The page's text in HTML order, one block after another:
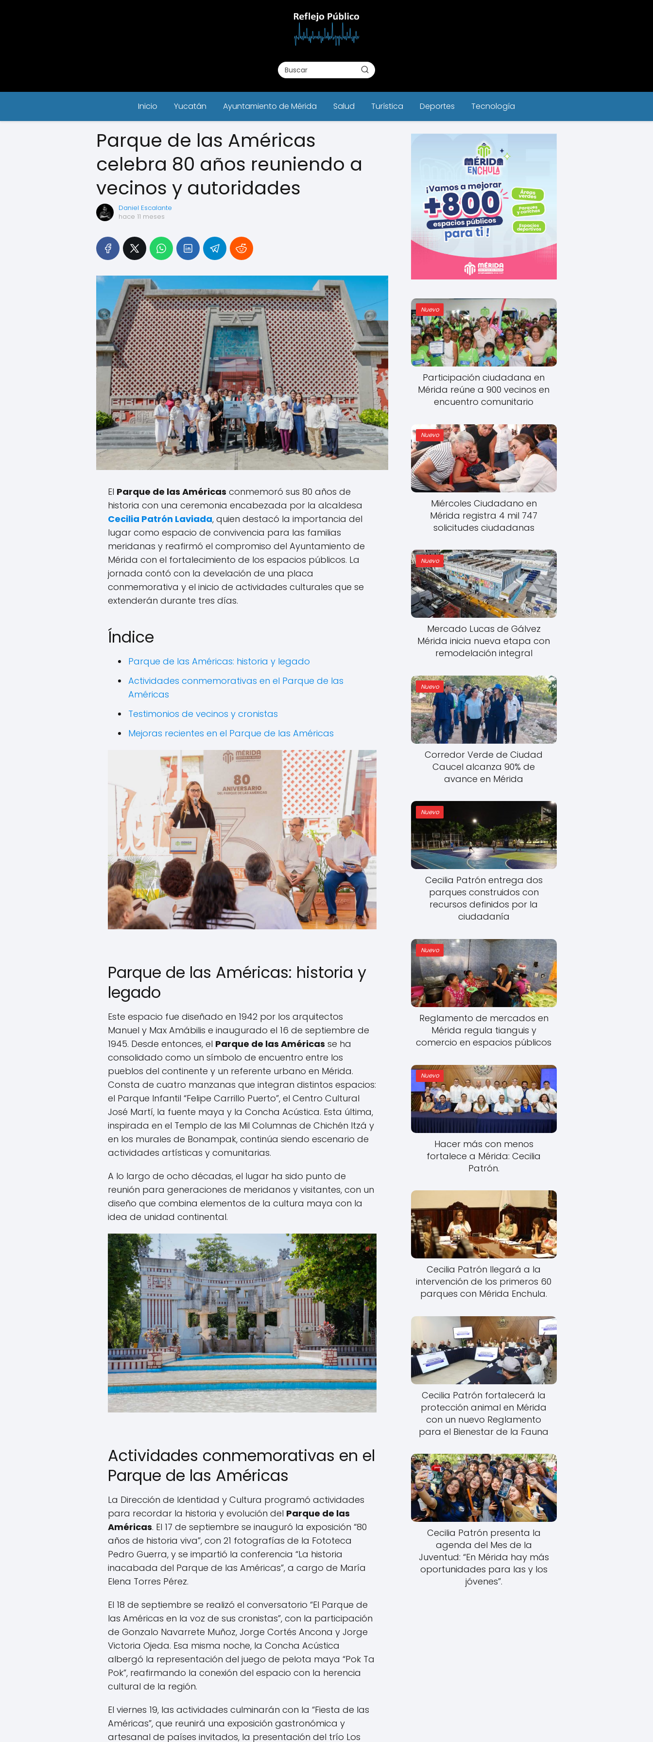
Inicio Yucatán Ayuntamiento de Mérida Salud Turística Deportes Tecnología
Parque de las Américas
celebra 80 años reuniendo a
vecinos y autoridades
Daniel Escalante
hace 11 meses
El Parque de las Américas conmemoró sus 80 años de
historia con una ceremonia encabezada por la alcaldesa
Cecilia Patrón Laviada, quien destacó la importancia del
lugar como espacio de convivencia para las familias
meridanas y reafirmó el compromiso del Ayuntamiento de
Mérida con el fortalecimiento de los espacios públicos. La
jornada contó con la develación de una placa
conmemorativa y el inicio de actividades culturales que se
extenderán durante tres días.
Índice
Parque de las Américas: historia y legado
Actividades conmemorativas en el Parque de las
Américas
Testimonios de vecinos y cronistas
Mejoras recientes en el Parque de las Américas
Parque de las Américas: historia y
legado
Este espacio fue diseñado en 1942 por los arquitectos
Manuel y Max Amábilis e inaugurado el 16 de septiembre de
1945. Desde entonces, el Parque de las Américas se ha
consolidado como un símbolo de encuentro entre los
pueblos del continente y un referente urbano en Mérida.
Consta de cuatro manzanas que integran distintos espacios:
el Parque Infantil “Felipe Carrillo Puerto”, el Centro Cultural
José Martí, la fuente maya y la Concha Acústica. Esta última,
inspirada en el Templo de las Mil Columnas de Chichén Itzá y
en los murales de Bonampak, continúa siendo escenario de
actividades artísticas y comunitarias.
A lo largo de ocho décadas, el lugar ha sido punto de
reunión para generaciones de meridanos y visitantes, con un
diseño que combina elementos de la cultura maya con la
idea de unidad continental.
Actividades conmemorativas en el
Parque de las Américas
La Dirección de Identidad y Cultura programó actividades
para recordar la historia y evolución del Parque de las
Américas. El 17 de septiembre se inauguró la exposición “80
años de historia viva”, con 21 fotografías de la Fototeca
Pedro Guerra, y se impartió la conferencia “La historia
inacabada del Parque de las Américas”, a cargo de María
Elena Torres Pérez.
El 18 de septiembre se realizó el conversatorio “El Parque de
las Américas en la voz de sus cronistas”, con la participación
de Gonzalo Navarrete Muñoz, Jorge Cortés Ancona y Jorge
Victoria Ojeda. Esa misma noche, la Concha Acústica
albergó la representación del juego de pelota maya “Pok Ta
Pok”, reafirmando la conexión del espacio con la herencia
cultural de la región.
El viernes 19, las actividades culminarán con la “Fiesta de las
Américas”, que reunirá una exposición gastronómica y
artesanal de países invitados, la presentación del trío Los
Nuevo
Participación ciudadana en
Mérida reúne a 900 vecinos en
encuentro comunitario
Nuevo
Miércoles Ciudadano en
Mérida registra 4 mil 747
solicitudes ciudadanas
Nuevo
Mercado Lucas de Gálvez
Mérida inicia nueva etapa con
remodelación integral
Nuevo
Corredor Verde de Ciudad
Caucel alcanza 90% de
avance en Mérida
Nuevo
Cecilia Patrón entrega dos
parques construidos con
recursos definidos por la
ciudadanía
Nuevo
Reglamento de mercados en
Mérida regula tianguis y
comercio en espacios públicos
Nuevo
Hacer más con menos
fortalece a Mérida: Cecilia
Patrón.
Cecilia Patrón llegará a la
intervención de los primeros 60
parques con Mérida Enchula.
Cecilia Patrón fortalecerá la
protección animal en Mérida
con un nuevo Reglamento
para el Bienestar de la Fauna
Cecilia Patrón presenta la
agenda del Mes de la
Juventud: “En Mérida hay más
oportunidades para las y los
jóvenes”.